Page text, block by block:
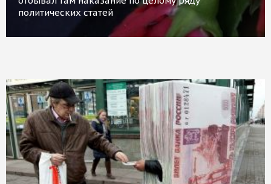
политических статей